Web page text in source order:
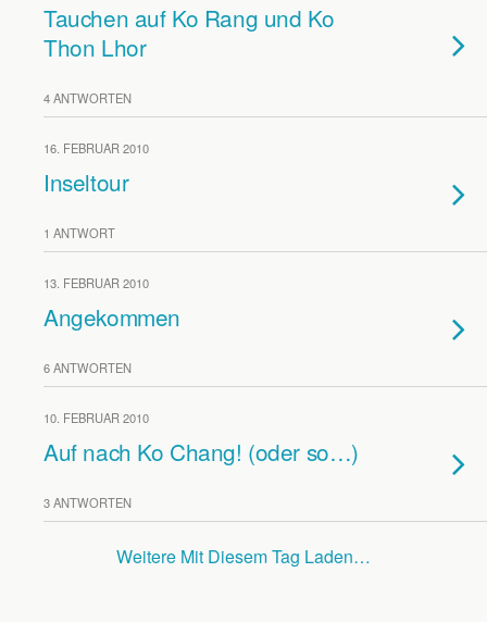
Tauchen auf Ko Rang und Ko
Thon Lhor
4 ANTWORTEN
16. FEBRUAR 2010
Inseltour
1 ANTWORT
13. FEBRUAR 2010
Angekommen
6 ANTWORTEN
10. FEBRUAR 2010
Auf nach Ko Chang! (oder so…)
3 ANTWORTEN
Weitere Mit Diesem Tag Laden…